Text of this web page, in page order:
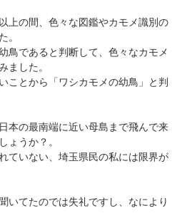
上の間、色々な図鑑やカモメ識別の
。
鳥であると判断して、色々なカモメ
ました。
ことから「ワシカモメの幼鳥」と判
本の最南端に近い母島まで飛んで来
ょうか？。
ていない、埼玉県民の私には限界が
いてたのでは失礼ですし、なにより